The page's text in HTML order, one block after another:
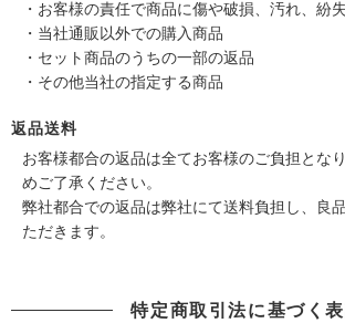
・お客様の責任で商品に傷や破損、汚れ、紛
・当社通販以外での購入商品
・セット商品のうちの一部の返品
・その他当社の指定する商品
返品送料
お客様都合の返品は全てお客様のご負担とな
めご了承ください。
弊社都合での返品は弊社にて送料負担し、良
ただきます。
特定商取引法に基づく